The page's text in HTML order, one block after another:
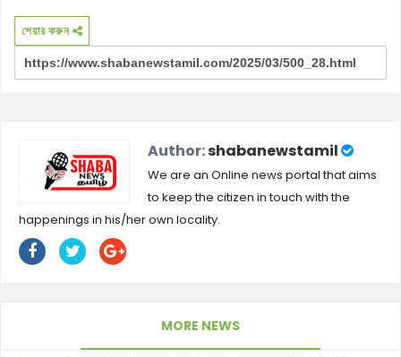
শেয়ার করুন
Author:shabanewstamil
We are an Online news portal that aims
to keep the citizen in touch with the
happenings in his/her own locality.
MORE NEWS